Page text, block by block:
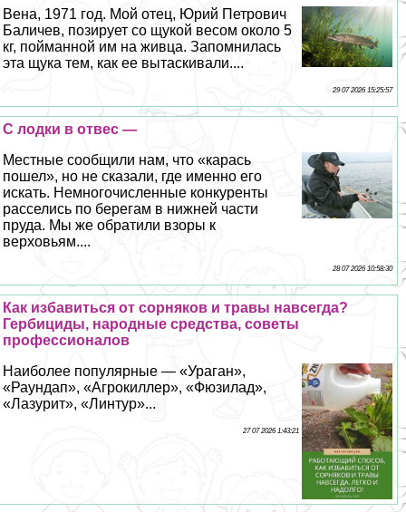
Вена, 1971 год. Мой отец, Юрий Петрович
Баличев, позирует со щукой весом около 5
кг, пойманной им на живца. Запомнилась
эта щука тем, как ее вытаскивали....
29 07 2026 15:25:57
С лодки в отвес —
Местные сообщили нам, что «карась
пошел», но не сказали, где именно его
искать. Немногочисленные конкуренты
расселись по берегам в нижней части
пруда. Мы же обратили взоры к
верховьям....
28 07 2026 10:58:30
Как избавиться от сорняков и травы навсегда?
Гербициды, народные средства, советы
профессионалов
Наиболее популярные — «Ураган»,
«Раундап», «Агрокиллер», «Фюзилад»,
«Лазурит», «Линтур»...
27 07 2026 1:43:21